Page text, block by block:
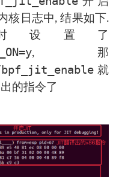
核日志中, 结果如下.
设置了
, 那
就
的指令了